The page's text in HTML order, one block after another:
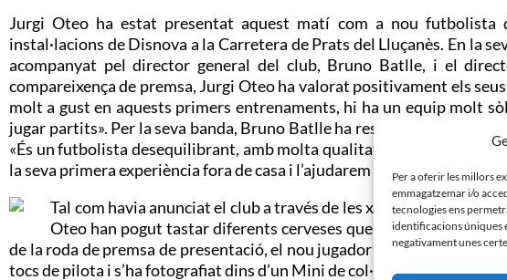
Per a oferir les millors
emmagatzemar i/o
tecnologies ens
identificacions úniques
negativament unes
Jurgi Oteo ha estat presentat aquest matí com a nou futbolista
instal·lacions de Disnova a la Carretera de Prats del Lluçanès. En la
acompanyat pel director general del club, Bruno Batlle, i el
compareixença de premsa, Jurgi Oteo ha valorat positivament els
molt a gust en aquests primers entrenaments, hi ha un equip molt
jugar partits». Per la seva banda, Bruno Batlle ha ressaltat les
«És un futbolista desequilibrant, amb molta qualitat i que es pot
la seva primera experiència fora de casa i l’ajudarem en el que faci falta».
Tal com havia anunciat el club a través de les xarxes socials,
Oteo han pogut tastar diferents cerveses que comercialitza
de la roda de premsa de presentació, el nou jugador del Centre
tocs de pilota i s’ha fotografiat dins d’un Mini de col·lecció corporatiu de